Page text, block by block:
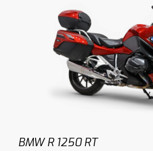
BMW R 1250 RT